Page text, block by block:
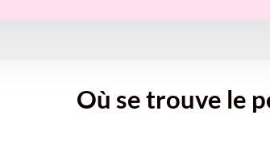
Où se trouve le